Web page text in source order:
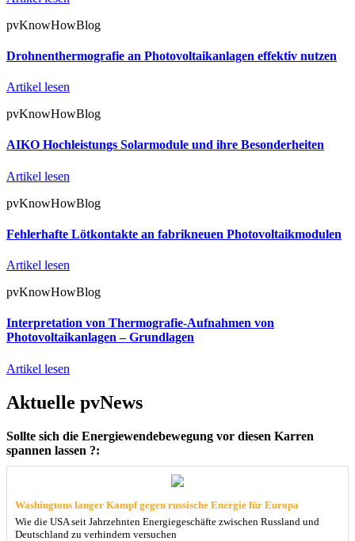
pvKnowHowBlog
Drohnenthermografie an Photovoltaikanlagen effektiv nutzen
Artikel lesen
pvKnowHowBlog
AIKO Hochleistungs Solarmodule und ihre Besonderheiten
Artikel lesen
pvKnowHowBlog
Fehlerhafte Lötkontakte an fabrikneuen Photovoltaikmodulen
Artikel lesen
pvKnowHowBlog
Interpretation von Thermografie-Aufnahmen von
Photovoltaikanlagen – Grundlagen
Artikel lesen
Aktuelle pvNews
Sollte sich die Energiewendebewegung vor diesen Karren
spannen lassen ?:
Washingtons langer Kampf gegen russische Energie für Europa
Wie die USA seit Jahrzehnten Energiegeschäfte zwischen Russland und
Deutschland zu verhindern versuchen